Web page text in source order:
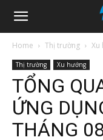
Appota
News
Home Thị trường Xu
Thị trường Xu hướng
TỔNG
ỨNG
THÁNG